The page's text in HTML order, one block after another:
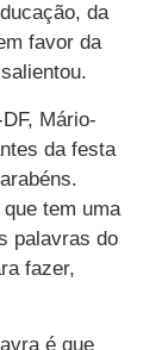
da
favor da
Mário-
da festa
tem uma
palavras do
fazer,
é que